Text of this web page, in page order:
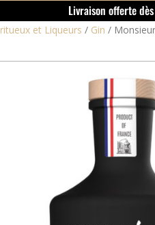
Livraison offerte
et Liqueurs / Gin /